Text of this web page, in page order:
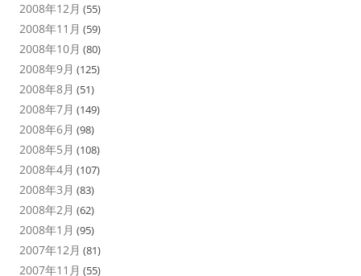
2008年12月 (55)
2008年11月 (59)
2008年10月 (80)
2008年9月 (125)
2008年8月 (51)
2008年7月 (149)
2008年6月 (98)
2008年5月 (108)
2008年4月 (107)
2008年3月 (83)
2008年2月 (62)
2008年1月 (95)
2007年12月 (81)
2007年11月 (55)